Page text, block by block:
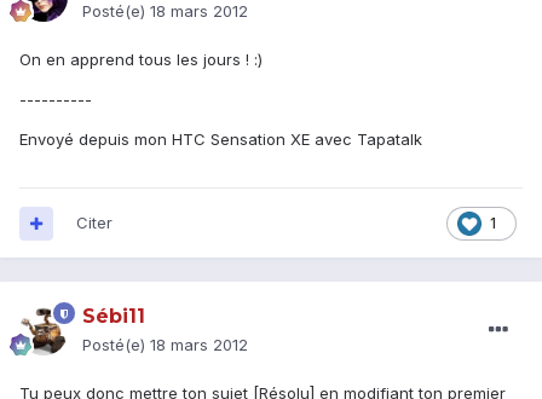
Posté(e) 18 mars 2012
On en apprend tous les jours ! :)
----------
Envoyé depuis mon HTC Sensation XE avec Tapatalk
1
Citer
Sébi11
Posté(e) 18 mars 2012
Tu peux donc mettre ton sujet [Résolu] en modifiant ton premier